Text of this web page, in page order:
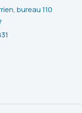
bureau 110